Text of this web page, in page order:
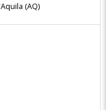
(AQ)